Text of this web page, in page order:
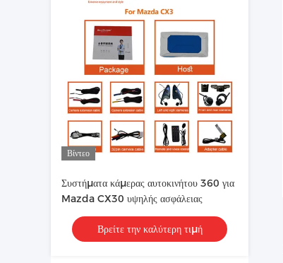
Βίντεο
Συστήματα κάμερας αυτοκινήτου 360 για
Mazda CX30 υψηλής ασφάλειας
Βρείτε την καλύτερη τιμή